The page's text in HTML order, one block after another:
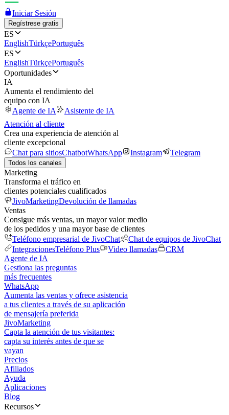
Iniciar Sesión
Regístrese gratis
ES
EnglishTürkçePortuguês
ES
EnglishTürkçePortuguês
Oportunidades
IA
Aumenta el rendimiento del
equipo con IA
Agente de IA
Asistente de IA
Atención al cliente
Crea una experiencia de atención al
cliente excepcional
Chat para sitiosChatbotWhatsApp Instagram Telegram
Todos los canales
Marketing
Transforma el tráfico en
clientes potenciales cualificados
JivoMarketingDevolución de llamadas
Ventas
Consigue más ventas, un mayor valor medio
de los pedidos y una mayor base de clientes
Teléfono empresarial de JivoChat
Chat de equipos de JivoChat
IntegracionesTeléfono Plus Video llamadas
CRM
Agente de IA
Gestiona las preguntas
más frecuentes
WhatsApp
Aumenta las ventas y ofrece asistencia
a tus clientes a través de su aplicación
de mensajería preferida
JivoMarketing
Capta la atención de tus visitantes:
capta su interés antes de que se
vayan
Precios
Afiliados
Ayuda
Aplicaciones
Blog
Recursos